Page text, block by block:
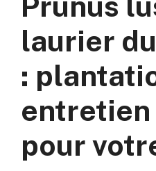
laurier
:
pour